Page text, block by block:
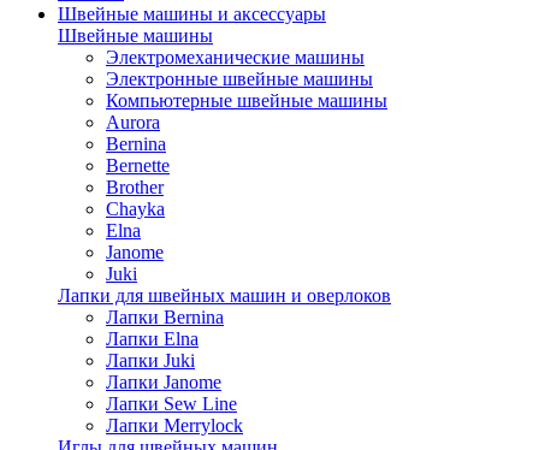
Швейные машины и аксессуары
Швейные машины
Электромеханические машины
Электронные швейные машины
Компьютерные швейные машины
Aurora
Bernina
Bernette
Brother
Chayka
Elna
Janome
Juki
Лапки для швейных машин и оверлоков
Лапки Bernina
Лапки Elna
Лапки Juki
Лапки Janome
Лапки Sew Line
Лапки Merrylock